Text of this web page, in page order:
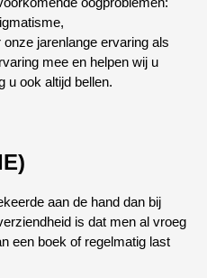
jarenlange ervaring als
mee en helpen wij u
u ook altijd bellen.
aan de hand dan bij
is dat men al vroeg
een boek of regelmatig last